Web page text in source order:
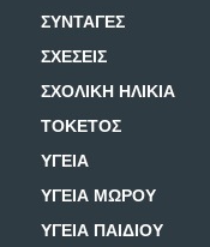
ΣΥΝΤΑΓΕΣ
ΣΧΕΣΕΙΣ
ΣΧΟΛΙΚΗ ΗΛΙΚΙΑ
ΤΟΚΕΤΟΣ
ΥΓΕΙΑ
ΥΓΕΙΑ ΜΩΡΟΥ
ΥΓΕΙΑ ΠΑΙΔΙΟΥ